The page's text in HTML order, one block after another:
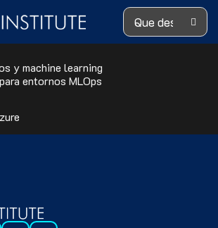
Search ...
de datos para flujos de machine learning que
y machine learning
entornos MLOps